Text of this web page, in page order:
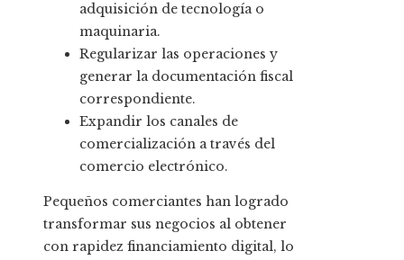
adquisición de tecnología o
maquinaria.
Regularizar las operaciones y
generar la documentación fiscal
correspondiente.
Expandir los canales de
comercialización a través del
comercio electrónico.
Pequeños comerciantes han logrado
transformar sus negocios al obtener
con rapidez financiamiento digital, lo